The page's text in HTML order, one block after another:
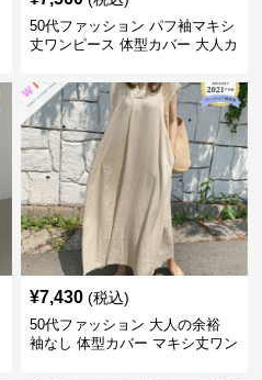
50代ファッション パフ袖マキシ
丈ワンピース 体型カバー 大人カ
¥7,430 (税込)
50代ファッション 大人の余裕
袖なし 体型カバー マキシ丈ワン